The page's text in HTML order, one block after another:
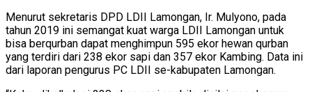
Menurut sekretaris DPD LDII Lamongan, Ir. Mulyono, pada
tahun 2019 ini semangat kuat warga LDII Lamongan untuk
bisa berqurban dapat menghimpun 595 ekor hewan qurban
yang terdiri dari 238 ekor sapi dan 357 ekor Kambing. Data ini
dari laporan pengurus PC LDII se-kabupaten Lamongan.